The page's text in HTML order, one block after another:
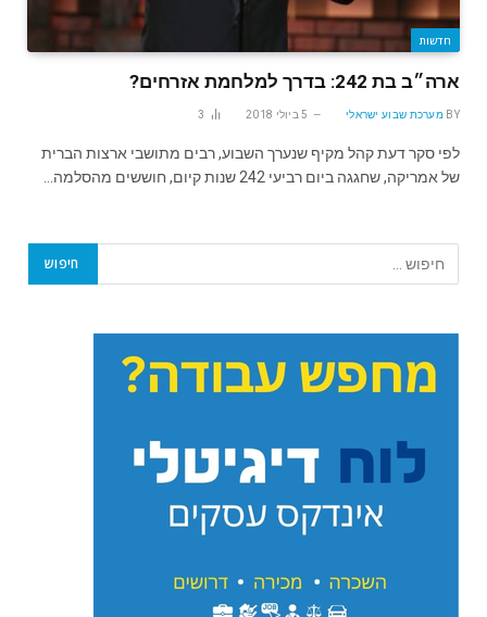
חדשות
ארה״ב בת 242: בדרך למלחמת אזרחים?
BY מערכת שבוע ישראלי 5 ביולי 2018 3
לפי סקר דעת קהל מקיף שנערך השבוע, רבים מתושבי ארצות הברית
של אמריקה, שחגגה ביום רביעי 242 שנות קיום, חוששים מהסלמה…